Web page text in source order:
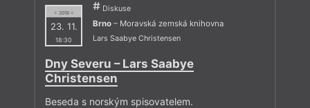
= 2016 =
23. 11.
18:30
Diskuse
Brno – Moravská zemská knihovna
Lars Saabye Christensen
Dny Severu – Lars Saabye
Christensen
Beseda s norským spisovatelem.